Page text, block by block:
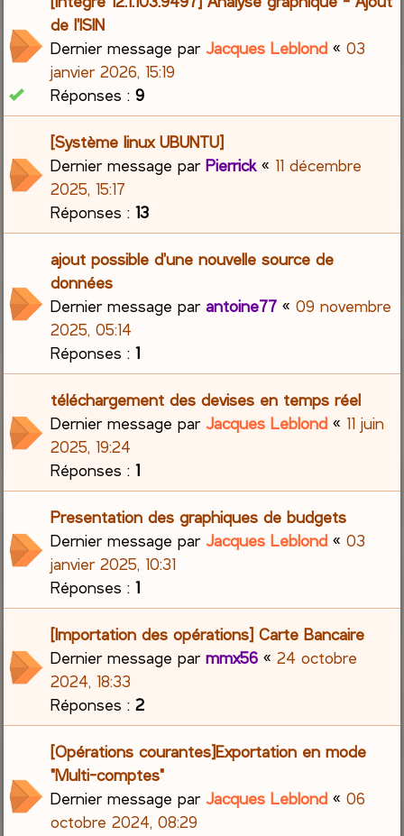
de l'ISIN
Dernier message parJacques Leblond «03
janvier 2026, 15:19
Réponses :9
[Système linux UBUNTU]
Dernier message parPierrick« 11 décembre
2025, 15:17
Réponses :13
ajout possible d'une nouvelle source de
données
Dernier message parantoine77 «09 novembre
2025, 05:14
Réponses :1
téléchargement des devises en temps réel
Dernier message parJacques Leblond « 11 juin
2025, 19:24
Réponses :1
Presentation des graphiques de budgets
Dernier message parJacques Leblond «03
janvier 2025, 10:31
Réponses :1
[Importation des opérations] Carte Bancaire
Dernier message parmmx56 «24 octobre
2024, 18:33
Réponses :2
[Opérations courantes]Exportation en mode
"Multi-comptes"
Dernier message parJacques Leblond «06
octobre 2024, 08:29